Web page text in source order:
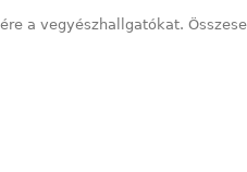
a vegyészhallgatókat.